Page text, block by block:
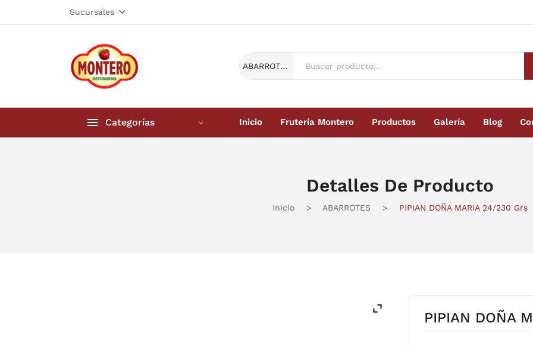
Sucursales
ABARROTES
Categorías Inicio Frutería Montero Productos Galería Blog
Detalles De Producto
Inicio > ABARROTES > PIPIAN DOÑA MARIA 24/230 Grs
PIPIAN DOÑA